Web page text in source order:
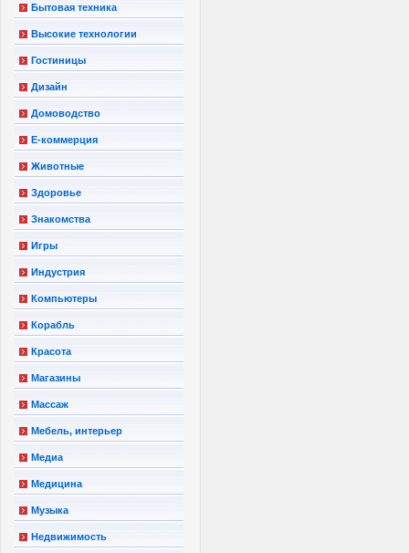
Бытовая техника
Высокие технологии
Гостиницы
Дизайн
Домоводство
Е-коммерция
Животные
Здоровье
Знакомства
Игры
Индустрия
Компьютеры
Корабль
Красота
Магазины
Массаж
Мебель, интерьер
Медиа
Медицина
Музыка
Недвижимость